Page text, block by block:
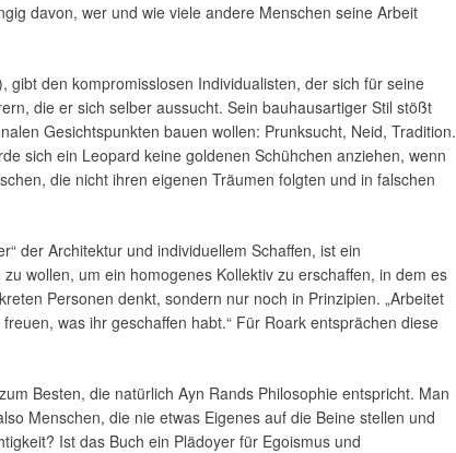
davon, wer und wie viele andere Menschen seine Arbeit
den kompromisslosen Individualisten, der sich für seine
die er sich selber aussucht. Sein bauhausartiger Stil stößt
Gesichtspunkten bauen wollen: Prunksucht, Neid, Tradition.
sich ein Leopard keine goldenen Schühchen anziehen, wenn
die nicht ihren eigenen Träumen folgten und in falschen
der Architektur und individuellem Schaffen, ist ein
wollen, um ein homogenes Kollektiv zu erschaffen, in dem es
Personen denkt, sondern nur noch in Prinzipien. „Arbeitet
was ihr geschaffen habt.“ Für Roark entsprächen diese
Besten, die natürlich Ayn Rands Philosophie entspricht. Man
Menschen, die nie etwas Eigenes auf die Beine stellen und
Ist das Buch ein Plädoyer für Egoismus und